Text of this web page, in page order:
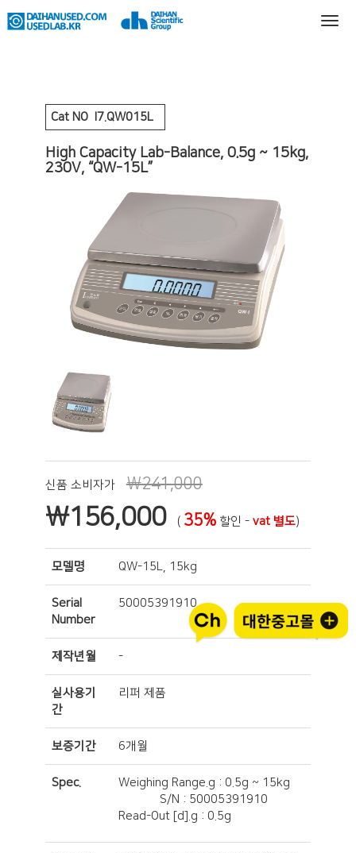
Cat NO I7.QW015L
High Capacity Lab-Balance, 0.5g ~ 15kg,
230V, “QW-15L”
신품 소비자가 ₩241,000
₩156,000 ( 35%할인 - vat 별도)
모델명 QW-15L, 15kg
Serial
Number
50005391910
제작년월 -
실사용기
간
리퍼 제품
보증기간 6개월
Spec.
Weighing Range.g : 0.5g ~ 15kg
S/N : 50005391910
Read-Out [d].g : 0.5g